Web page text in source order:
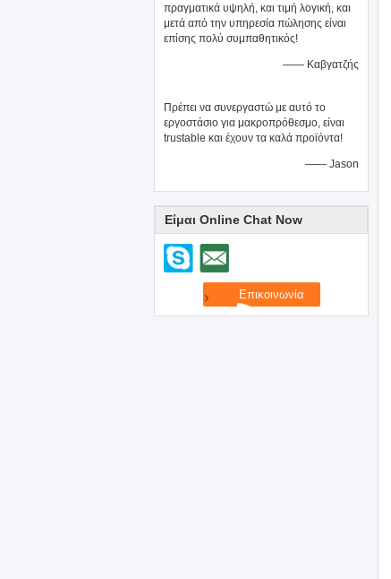
πραγματικά υψηλή, και τιμή λογική, και
μετά από την υπηρεσία πώλησης είναι
επίσης πολύ συμπαθητικός!
—— Καβγατζής
Πρέπει να συνεργαστώ με αυτό το
εργοστάσιο για μακροπρόθεσμο, είναι
trustable και έχουν τα καλά προϊόντα!
—— Jason
Είμαι Online Chat Now